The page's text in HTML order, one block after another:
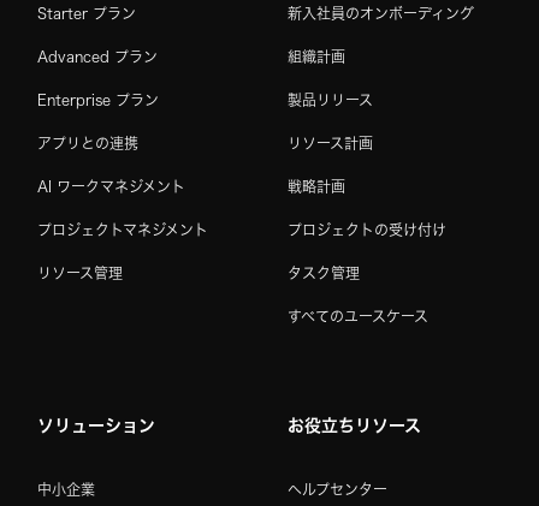
Starter プラン
Advanced プラン
Enterprise プラン
アプリとの連携
AI ワークマネジメント
プロジェクトマネジメント
リソース管理
新入社員のオンボーディング
組織計画
製品リリース
リソース計画
戦略計画
プロジェクトの受け付け
タスク管理
すべてのユースケース
ソリューション
中小企業
お役立ちリソース
ヘルプセンター